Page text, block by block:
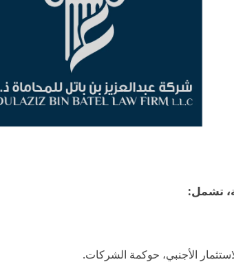
تشمل:
الأجنبي، حوكمة الشركات.